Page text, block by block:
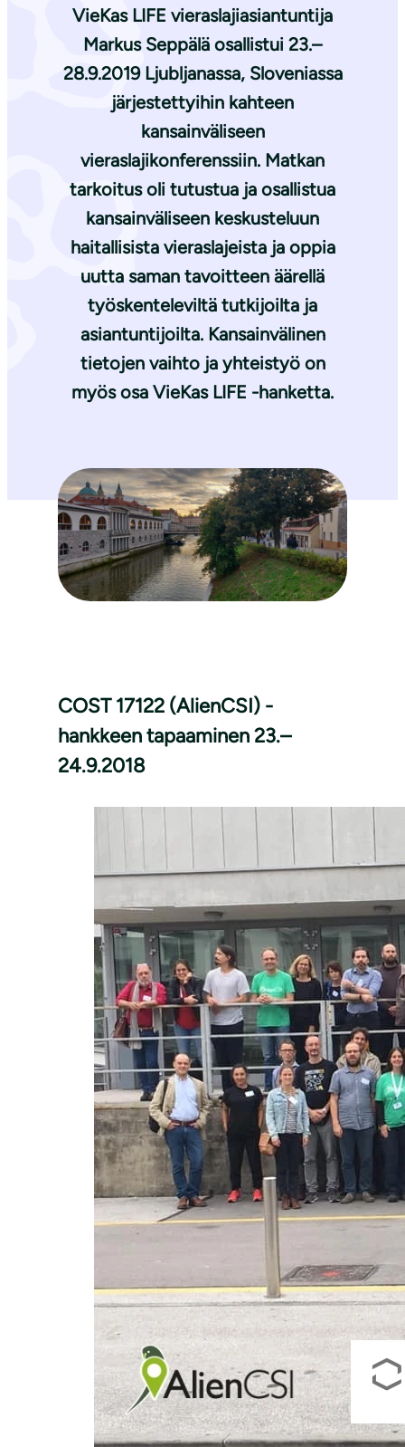
VieKas LIFE vieraslajiasiantuntija
Markus Seppälä osallistui 23.–
28.9.2019 Ljubljanassa, Sloveniassa
järjestettyihin kahteen
kansainväliseen
vieraslajikonferenssiin. Matkan
tarkoitus oli tutustua ja osallistua
kansainväliseen keskusteluun
haitallisista vieraslajeista ja oppia
uutta saman tavoitteen äärellä
työskenteleviltä tutkijoilta ja
asiantuntijoilta. Kansainvälinen
tietojen vaihto ja yhteistyö on
myös osa VieKas LIFE -hanketta.
COST 17122 (AlienCSI) -
hankkeen tapaaminen 23.–
24.9.2018